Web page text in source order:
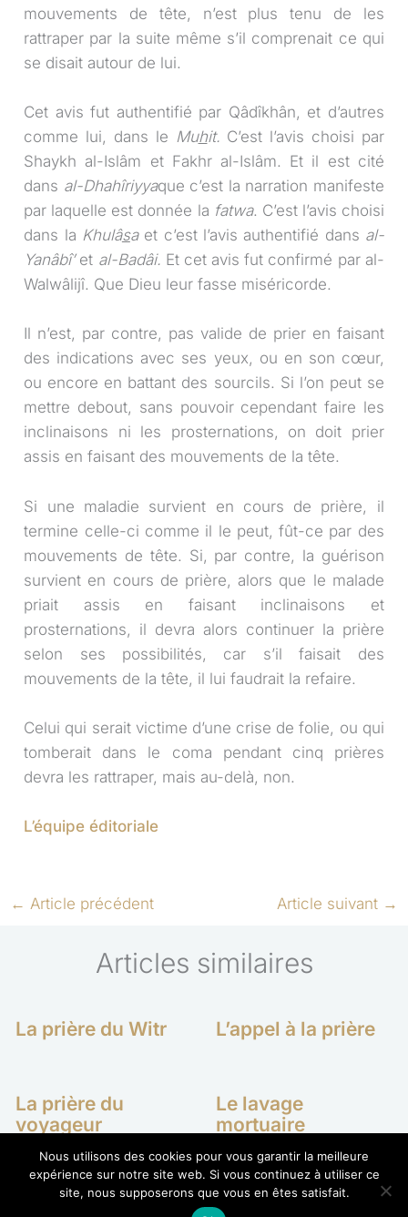
mouvements de tête, n’est plus tenu de les
rattraper par la suite même s’il comprenait ce qui
se disait autour de lui.
Cet avis fut authentifié par Qâdîkhân, et d’autres
comme lui, dans le Muhit. C’est l’avis choisi par
Shaykh al-Islâm et Fakhr al-Islâm. Et il est cité
dans al-Dhahîriyyaque c’est la narration manifeste
par laquelle est donnée la fatwa. C’est l’avis choisi
dans la Khulâsa et c’est l’avis authentifié dans al-
Yanâbî’ et al-Badâi. Et cet avis fut confirmé par al-
Walwâlijî. Que Dieu leur fasse miséricorde.
Il n’est, par contre, pas valide de prier en faisant
des indications avec ses yeux, ou en son cœur,
ou encore en battant des sourcils. Si l’on peut se
mettre debout, sans pouvoir cependant faire les
inclinaisons ni les prosternations, on doit prier
assis en faisant des mouvements de la tête.
Si une maladie survient en cours de prière, il
termine celle-ci comme il le peut, fût-ce par des
mouvements de tête. Si, par contre, la guérison
survient en cours de prière, alors que le malade
priait assis en faisant inclinaisons et
prosternations, il devra alors continuer la prière
selon ses possibilités, car s’il faisait des
mouvements de la tête, il lui faudrait la refaire.
Celui qui serait victime d’une crise de folie, ou qui
tomberait dans le coma pendant cinq prières
devra les rattraper, mais au-delà, non.
L’équipe éditoriale
← Article précédent Article suivant →
Articles similaires
La prière du Witr L’appel à la prière
La prière du
voyageur
Le lavage
mortuaire
Copyright © 2026 Ecole Hanafite - Tous droits réservés
Nous utilisons des cookies pour vous garantir la meilleure
expérience sur notre site web. Si vous continuez à utiliser ce
site, nous supposerons que vous en êtes satisfait.